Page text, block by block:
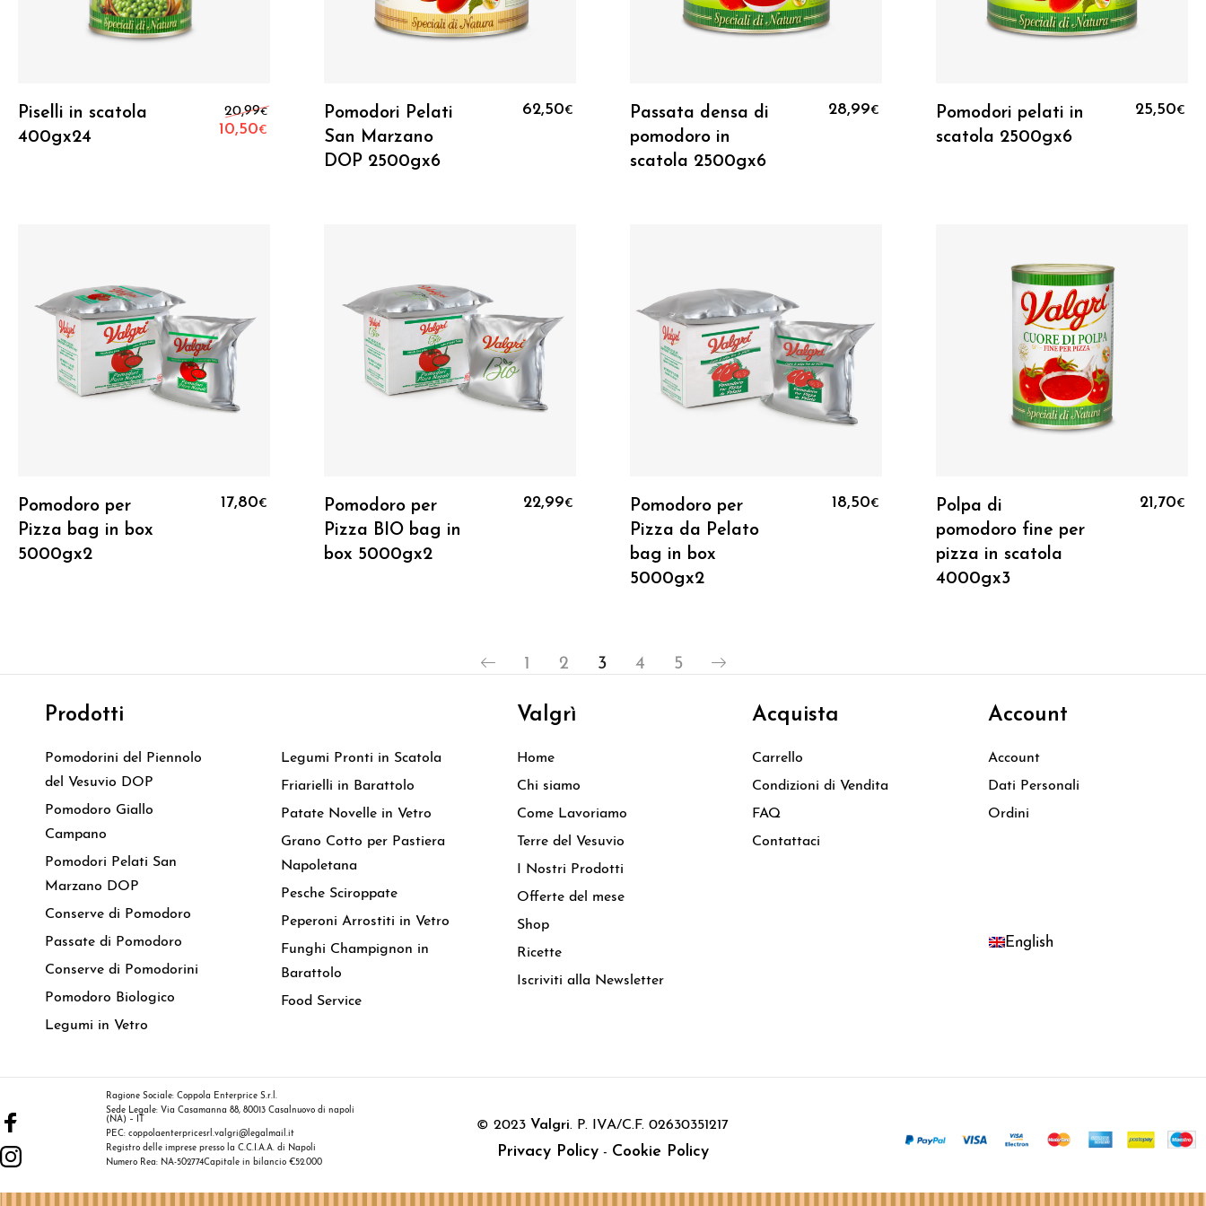
Aggiungi Al Carrello
Piselli in scatola
400gx24
20,99€
Il prezzo originale era: 20,99€.
10,50€
Il prezzo attuale è: 10,50€.
Aggiungi Al Carrello
Pomodori Pelati
San Marzano
DOP 2500gx6
62,50€
Aggiungi Al Carrello
Passata densa di
pomodoro in
scatola 2500gx6
28,99€
Aggiungi Al Carrello
Pomodori pelati in
scatola 2500gx6
25,50€
Pomodoro per
Pizza bag in box
5000gx2
17,80€
Pomodoro per
Pizza BIO bag in
box 5000gx2
22,99€
Pomodoro per
Pizza da Pelato
bag in box
5000gx2
18,50€
Polpa di
pomodoro fine per
pizza in scatola
4000gx3
21,70€
1 2 3 4 5
Prodotti
Pomodorini del Piennolo
del Vesuvio DOP
Pomodoro Giallo
Campano
Pomodori Pelati San
Marzano DOP
Conserve di Pomodoro
Passate di Pomodoro
Conserve di Pomodorini
Pomodoro Biologico
Legumi in Vetro
Legumi Pronti in Scatola
Friarielli in Barattolo
Patate Novelle in Vetro
Grano Cotto per Pastiera
Napoletana
Pesche Sciroppate
Peperoni Arrostiti in Vetro
Funghi Champignon in
Barattolo
Food Service
Valgrì
Home
Chi siamo
Come Lavoriamo
Terre del Vesuvio
I Nostri Prodotti
Offerte del mese
Shop
Ricette
Iscriviti alla Newsletter
Acquista
Carrello
Condizioni di Vendita
FAQ
Contattaci
Account
Account
Dati Personali
Ordini
English
Ragione Sociale: Coppola Enterprice S.r.l.
Sede Legale: Via Casamanna 88, 80013 Casalnuovo di napoli
(NA) – IT
PEC: coppolaenterpricesrl.valgri@legalmail.it
Registro delle imprese presso la C.C.I.A.A. di Napoli
Numero Rea: NA-502774Capitale in bilancio €52.000
© 2023 Valgri. P. IVA/C.F. 02630351217
Privacy Policy- Cookie Policy